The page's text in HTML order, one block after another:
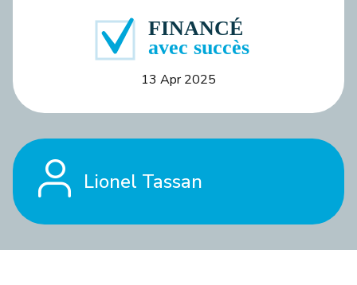
13 Apr 2025
Lionel Tassan